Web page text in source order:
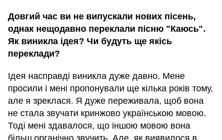
Довгий час ви не випускали нових пісень,
однак нещодавно переклали пісню "Каюсь".
Як виникла ідея? Чи будуть ще якісь
переклади?
Ідея насправді виникла дуже давно. Мене
просили і мені пропонували ще кілька років тому,
але я зреклася. Я дуже переживала, щоб вона
не стала звучати кринжово українською мовою.
Тоді мені здавалося, що іншою мовою вона